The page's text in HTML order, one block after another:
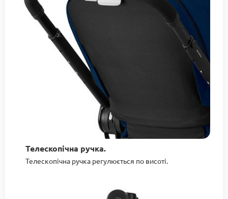
Телескопічна ручка.
Телескопічна ручка регулюється по висоті.